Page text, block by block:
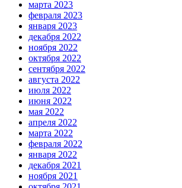
марта 2023
февраля 2023
января 2023
декабря 2022
ноября 2022
октября 2022
сентября 2022
августа 2022
июля 2022
июня 2022
мая 2022
апреля 2022
марта 2022
февраля 2022
января 2022
декабря 2021
ноября 2021